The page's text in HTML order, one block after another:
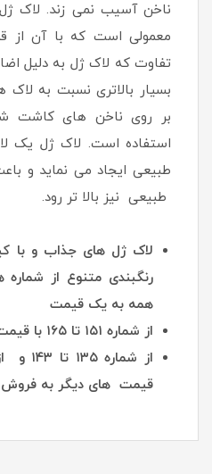
ناخن آسیب نمی زند. لاک
معمولی است که با آن از
تفاوت که لاک ژل به دلیل
بسیار بالاتری نسبت به لاک
بر روی ناخن های کاشت
استفاده است. لاک ژل یک
طبیعی ایجاد می نماید و
طبیعی نیز بالا تر رود.
همه به یک قیمت
از شماره ۱۵۱ تا ۱۶۵ با قیمت ساده
قیمت های دیگر به